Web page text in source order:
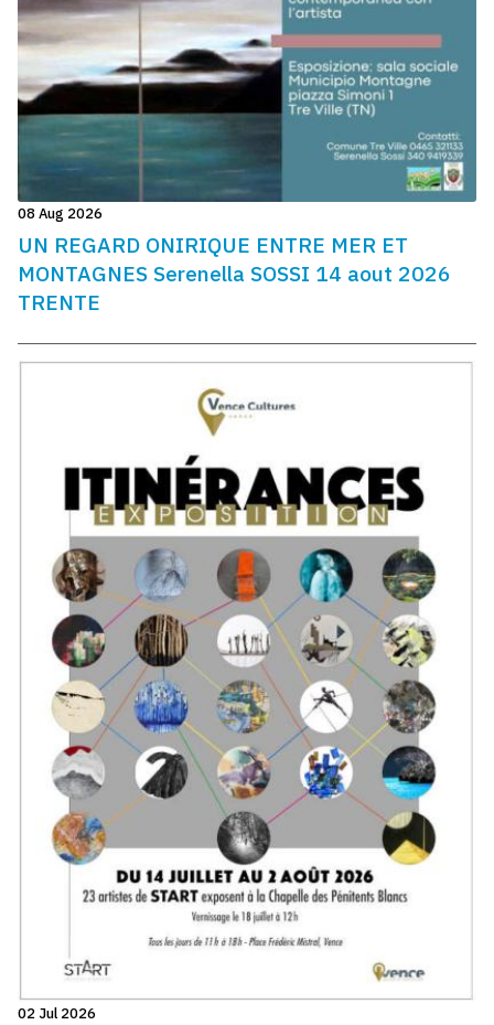
08 Aug 2026
UN REGARD ONIRIQUE ENTRE MER ET
MONTAGNES Serenella SOSSI 14 aout 2026
TRENTE
02 Jul 2026